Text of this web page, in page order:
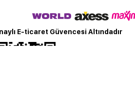
E-ticaret Güvencesi Altındadır